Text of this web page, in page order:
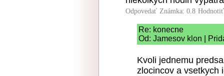
Odpovedať Známka: 0.8
Re: konecne
Od: Jamesov klon |
Kvoli jednemu
zlocincov a vsetkych